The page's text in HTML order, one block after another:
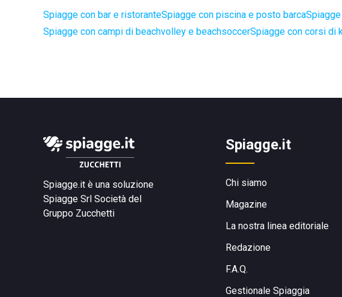
Spiagge con bar e ristoranteSpiagge con piscina e posto barca
Spiagge con campi di beachvolley e beachsoccerSpiagge con corsi di
Spiagge.it è una soluzione
Spiagge Srl Società del
Gruppo Zucchetti
Spiagge.it
Chi siamo
Magazine
La nostra linea editoriale
Redazione
F.A.Q.
Gestionale Spiaggia